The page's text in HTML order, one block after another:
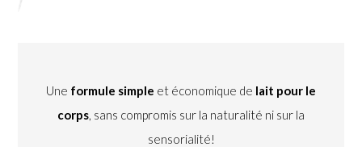
Une formule simple et économique de lait pour le
corps, sans compromis sur la naturalité ni sur la
sensorialité!